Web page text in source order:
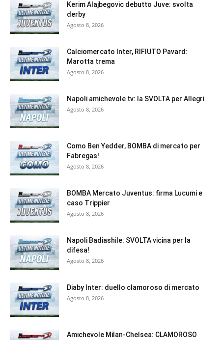
Kerim Alajbegovic debutto Juve: svolta
derby
Agosto 8, 2026
Calciomercato Inter, RIFIUTO Pavard:
Marotta trema
Agosto 8, 2026
Napoli amichevole tv: la SVOLTA per Allegri
Agosto 8, 2026
Como Ben Yedder, BOMBA di mercato per
Fabregas!
Agosto 8, 2026
BOMBA Mercato Juventus: firma Lucumi e
caso Trippier
Agosto 8, 2026
Napoli Badiashile: SVOLTA vicina per la
difesa!
Agosto 8, 2026
Diaby Inter: duello clamoroso di mercato
Agosto 8, 2026
Amichevole Milan-Chelsea: CLAMOROSO